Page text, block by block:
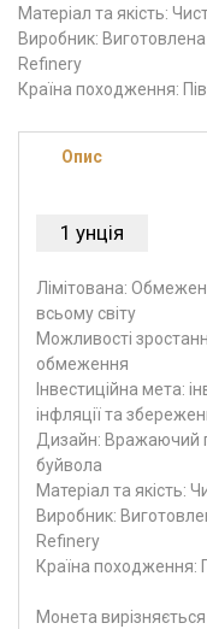
Матеріал та якість:
Виробник:
Refinery
Країна походження:
Опис
1 унція
Лімітована:
всьому світу
Можливості
обмеження
Інвестиційна мета:
інфляції та
Дизайн: Вражаючий
буйвола
Матеріал та якість:
Виробник:
Refinery
Країна походження:
Монета